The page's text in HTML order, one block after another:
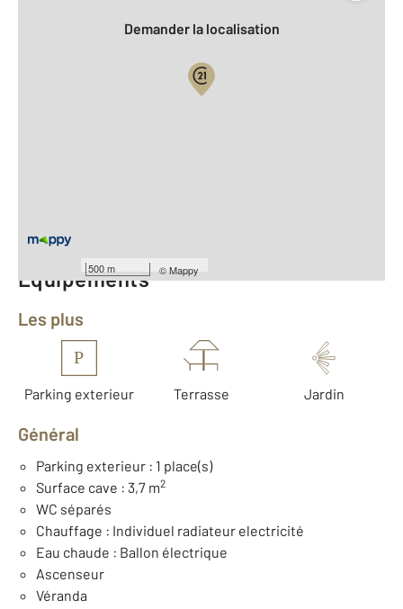
500 m ©Mappy
Demander la localisation
Équipements
Les plus
P
Parking exterieur Terrasse Jardin
Général
Parking exterieur : 1 place(s)
Surface cave : 3,7 m2
WC séparés
Chauffage : Individuel radiateur electricité
Eau chaude : Ballon électrique
Ascenseur
Véranda